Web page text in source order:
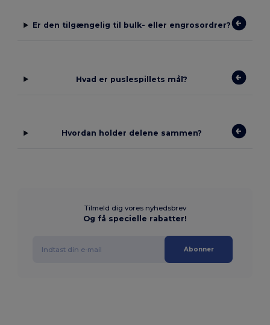
Er den tilgængelig til bulk- eller engrosordrer?
Hvad er puslespillets mål?
Hvordan holder delene sammen?
Tilmeld dig vores nyhedsbrev
Og få specielle rabatter!
Abonner